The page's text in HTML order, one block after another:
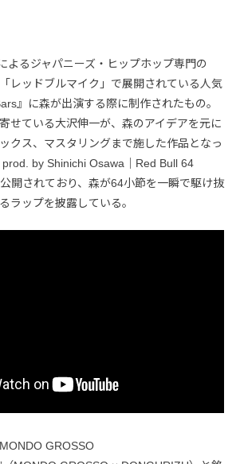
よるジャパニーズ・ヒップホップ専門の
レッドブルマイク」で展開されている人気
』に森が出演する際に制作されたもの。
せている大沢伸一が、森のアイデアを元に
クス、マスタリングまで施した作品となっ
by Shinichi Osawa｜Red Bull 64
開されており、森が64小節を一瞬で駆け抜
ラップを披露している。
GROSSO